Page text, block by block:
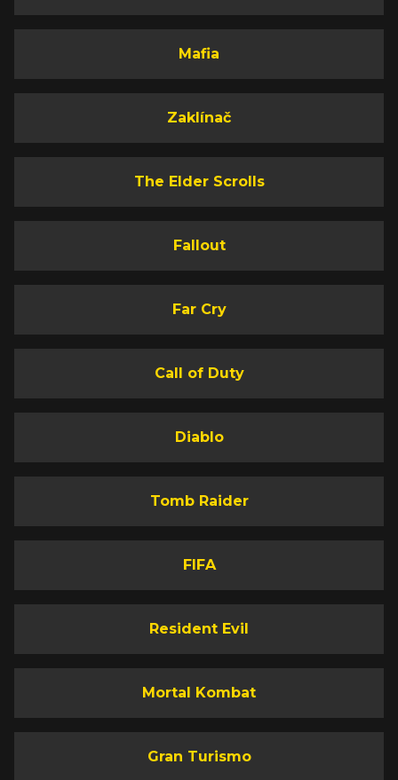
Mafia
Zaklínač
The Elder Scrolls
Fallout
Far Cry
Call of Duty
Diablo
Tomb Raider
FIFA
Resident Evil
Mortal Kombat
Gran Turismo